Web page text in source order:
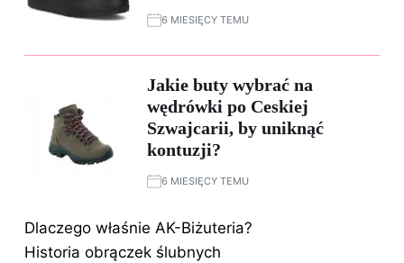
6 MIESIĘCY TEMU
Jakie buty wybrać na
wędrówki po Ceskiej
Szwajcarii, by uniknąć
kontuzji?
6 MIESIĘCY TEMU
Dlaczego właśnie AK-Biżuteria?
Historia obrączek ślubnych